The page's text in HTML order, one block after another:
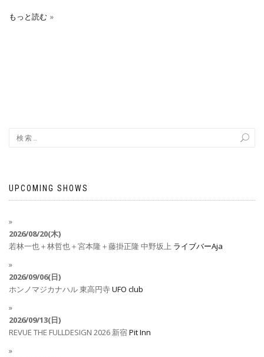
もっと読む
UPCOMING SHOWS
2026/08/20(木)
若林一也＋林哲也＋宮本隆＋藤掛正隆 中野坂上 ライブバーAja
2026/09/06(日)
ホンノマジカナハル東高円寺UFO club
2026/09/13(日)
REVUE THE FULLDESIGN 2026 新宿Pit Inn